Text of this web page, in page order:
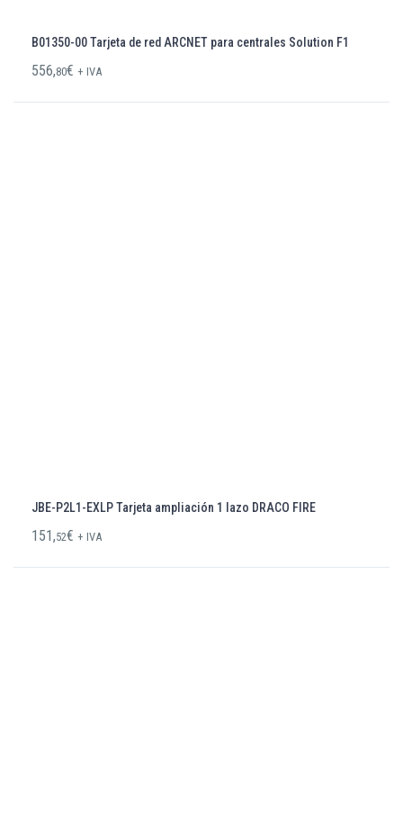
B01350-00 Tarjeta de red ARCNET para centrales Solution F1
556,80€ + IVA
JBE-P2L1-EXLP Tarjeta ampliación 1 lazo DRACO FIRE
151,52€ + IVA